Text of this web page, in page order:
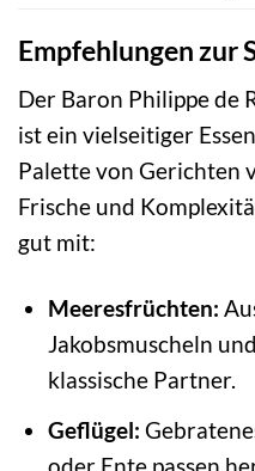
Empfehlungen zur
Der Baron Philippe de
ist ein vielseitiger
Palette von Gerichten
Frische und
gut mit:
Meeresfrüchten:
Jakobsmuscheln
klassische Partner.
Geflügel:
oder Ente passen